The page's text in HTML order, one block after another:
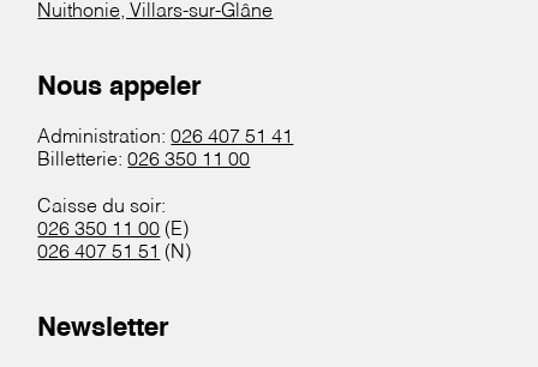
Nuithonie, Villars-sur-Glâne
Nous appeler
Administration:026 407 51 41
Billetterie:026 350 11 00
Caisse du soir:
026 350 11 00 (E)
026 407 51 51 (N)
Newsletter